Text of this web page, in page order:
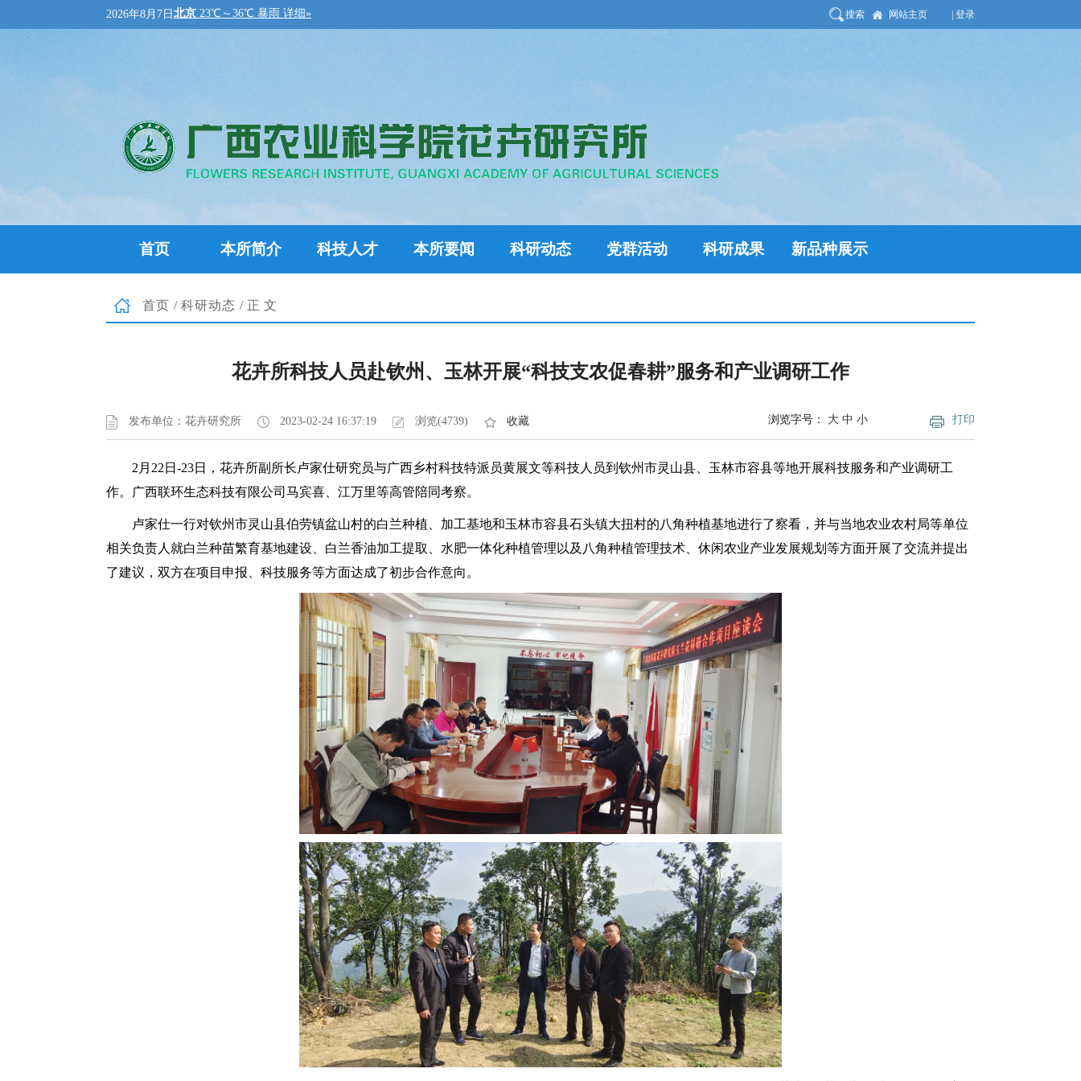
2026年8月7日 搜索 网站主页 | 登录
首页 本所简介 科技人才 本所要闻 科研动态 党群活动 科研成果 新品种展示
首页 / 科研动态 /正文
花卉所科技人员赴钦州、玉林开展“科技支农促春耕”服务和产业调研工作
发布单位：花卉研究所 2023-02-24 16:37:19 浏览(4739) 收藏 打印
浏览字号： 大 中 小
2月22日-23日，花卉所副所长卢家仕研究员与广西乡村科技特派员黄展文等科技人员到钦州市灵山县、玉林市容县等地开展科技服务和产业调研工
作。广西联环生态科技有限公司马宾喜、江万里等高管陪同考察。
卢家仕一行对钦州市灵山县伯劳镇盆山村的白兰种植、加工基地和玉林市容县石头镇大扭村的八角种植基地进行了察看，并与当地农业农村局等单位
相关负责人就白兰种苗繁育基地建设、白兰香油加工提取、水肥一体化种植管理以及八角种植管理技术、休闲农业产业发展规划等方面开展了交流并提出
了建议，双方在项目申报、科技服务等方面达成了初步合作意向。